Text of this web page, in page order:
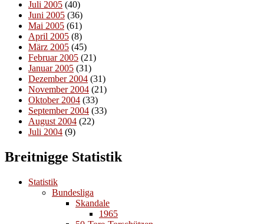
Juli 2005 (40)
Juni 2005 (36)
Mai 2005 (61)
April 2005 (8)
März 2005 (45)
Februar 2005 (21)
Januar 2005 (31)
Dezember 2004 (31)
November 2004 (21)
Oktober 2004 (33)
September 2004 (33)
August 2004 (22)
Juli 2004 (9)
Breitnigge Statistik
Statistik
Bundesliga
Skandale
1965